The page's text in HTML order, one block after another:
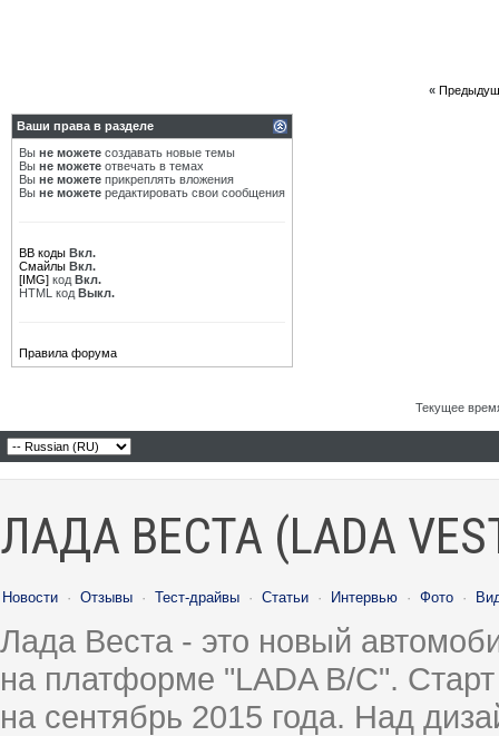
«
Ваши права в разделе
Вы не можете создавать новые темы
Вы не можете отвечать в темах
Вы не можете прикреплять вложения
Вы не можете редактировать свои сообщения
BB коды Вкл.
Смайлы Вкл.
[IMG] код Вкл.
HTML код Выкл.
Правила форума
Текущее
ЛАДА ВЕСТА (LADA
Новости · Отзывы · Тест-драйвы · Статьи · Интервью · Фото ·
Лада Веста - это новый
на платформе "LADA B/C".
на сентябрь 2015 года. Над